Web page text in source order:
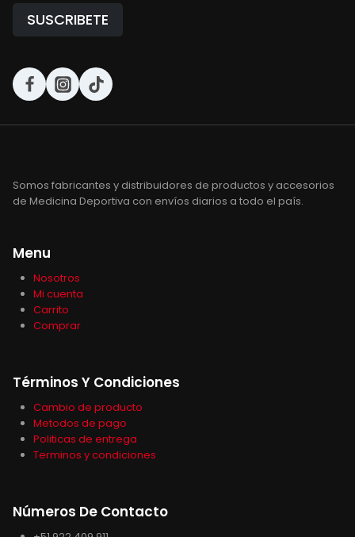
Somos fabricantes y distribuidores de productos y accesorios
de Medicina Deportiva con envíos diarios a todo el país.
Menu
Nosotros
Mi cuenta
Carrito
Comprar
Términos Y Condiciones
Cambio de producto
Metodos de pago
Politicas de entrega
Terminos y condiciones
Números De Contacto